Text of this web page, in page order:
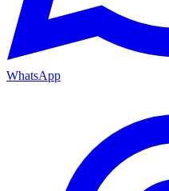
WhatsApp